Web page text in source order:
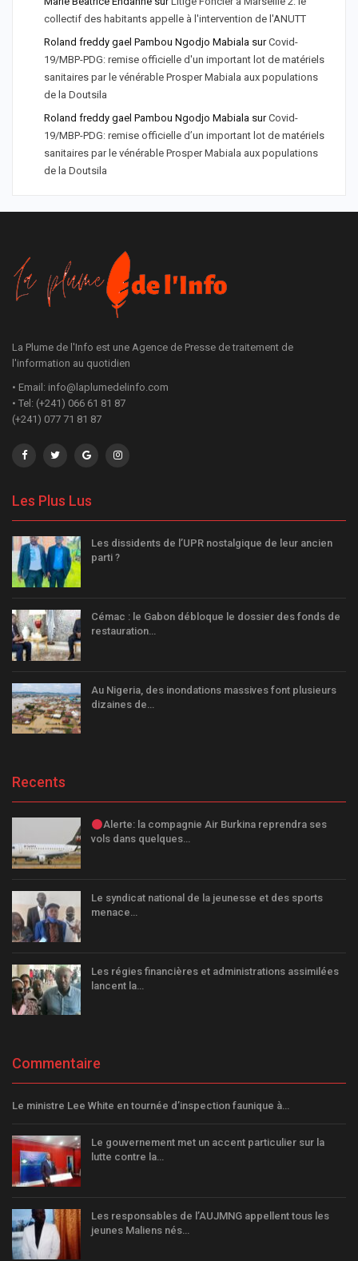
collectif des habitants appelle à l'intervention de l'ANUTT
Roland freddy gael Pambou Ngodjo Mabiala surCovid-
19/MBP-PDG: remise officielle d'un important lot de matériels
sanitaires par le vénérable Prosper Mabiala aux populations
de la Doutsila
Roland freddy gael Pambou Ngodjo Mabiala surCovid-
19/MBP-PDG: remise officielle d’un important lot de matériels
sanitaires par le vénérable Prosper Mabiala aux populations
de la Doutsila
La Plume de l'Info est une Agence de Presse de traitement de
l'information au quotidien
• Email: info@laplumedelinfo.com
• Tel: (+241) 066 61 81 87
(+241) 077 71 81 87
Les Plus Lus
Les dissidents de l’UPR nostalgique de leur ancien
parti ?
Cémac : le Gabon débloque le dossier des fonds de
restauration…
Au Nigeria, des inondations massives font plusieurs
dizaines de…
Recents
Alerte: la compagnie Air Burkina reprendra ses
vols dans quelques…
Le syndicat national de la jeunesse et des sports
menace…
Les régies financières et administrations assimilées
lancent la…
Commentaire
Le ministre Lee White en tournée d’inspection faunique à…
Le gouvernement met un accent particulier sur la
lutte contre la…
Les responsables de l’AUJMNG appellent tous les
jeunes Maliens nés…